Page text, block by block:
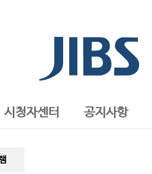
시청자센터 공지사항